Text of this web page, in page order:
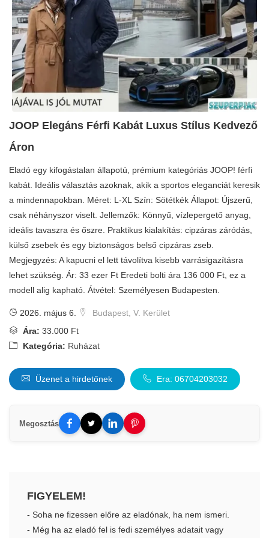
JOOP Elegáns Férfi Kabát Luxus Stílus Kedvező
Áron
Eladó egy kifogástalan állapotú, prémium kategóriás JOOP! férfi
kabát. Ideális választás azoknak, akik a sportos eleganciát keresik
a mindennapokban. Méret: L-XL Szín: Sötétkék Állapot: Újszerű,
csak néhányszor viselt. Jellemzők: Könnyű, vízlepergető anyag,
ideális tavaszra és őszre. Praktikus kialakítás: cipzáras záródás,
külső zsebek és egy biztonságos belső cipzáras zseb.
Megjegyzés: A kapucni el lett távolítva kisebb varrásigazításra
lehet szükség. Ár: 33 ezer Ft Eredeti bolti ára 136 000 Ft, ez a
modell alig kapható. Átvétel: Személyesen Budapesten.
2026. május 6.
Budapest, V. Kerület
Ára: 33.000 Ft
Kategória: Ruházat
Üzenet a hirdetőnek Era: 06704203032
Megosztás
FIGYELEM!
- Soha ne fizessen előre az eladónak, ha nem ismeri.
- Még ha az eladó fel is fedi személyes adatait vagy